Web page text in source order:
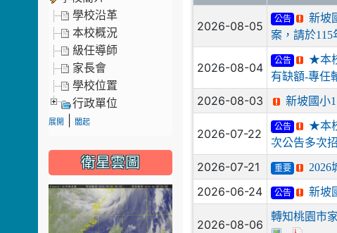
2026-08-05 公告
新坡
案，請於115
2026-08-04 公告
★本
有缺額-專任
2026-08-03 新坡國小
2026-07-22 公告
★本
次公告多次
2026-07-21 重要 2026
2026-06-24
公告 新坡
2026-08-06
轉知桃園市
學校沿革
本校概況
級任導師
家長會
學校位置
行政單位
展開 闔起
衛星雲圖